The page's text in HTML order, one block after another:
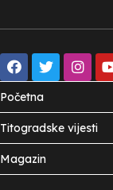
Početna
Titogradske vijesti
Magazin